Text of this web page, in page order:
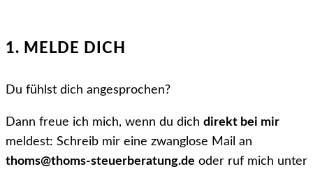
1. MELDE DICH
Du fühlst dich angesprochen?
Dann freue ich mich, wenn du dich direkt bei mir
meldest: Schreib mir eine zwanglose Mail an
thoms@thoms-steuerberatung.de oder ruf mich unter